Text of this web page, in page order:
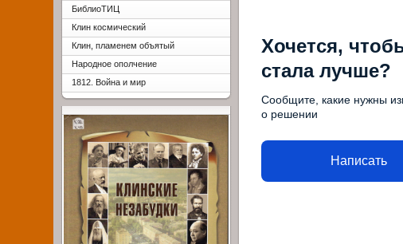
Хочется,
стала лучше?
Сообщите, какие нужны
о решении
Написать
БиблиоТИЦ
Клин космический
Клин, пламенем объятый
Народное ополчение
1812. Война и мир